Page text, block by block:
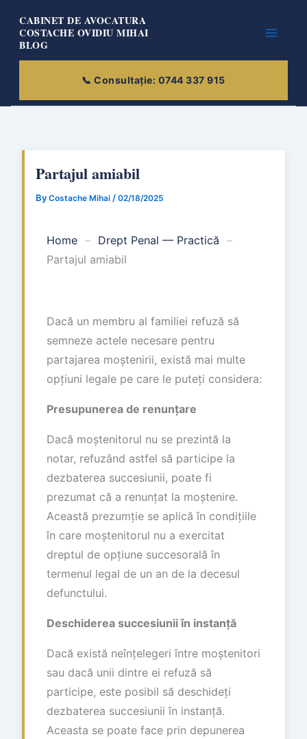
content
CABINET DE AVOCATURA
COSTACHE OVIDIU MIHAI
BLOG
Partajul amiabil
By Costache Mihai / 02/18/2025
Home – Drept Penal — Practică –
Partajul amiabil
Dacă un membru al familiei refuză să
semneze actele necesare pentru
partajarea moștenirii, există mai multe
opțiuni legale pe care le puteți considera:
Presupunerea de renunțare
Dacă moștenitorul nu se prezintă la
notar, refuzând astfel să participe la
dezbaterea succesiunii, poate fi
prezumat că a renunțat la moștenire.
Această prezumție se aplică în condițiile
în care moștenitorul nu a exercitat
dreptul de opțiune succesorală în
termenul legal de un an de la decesul
defunctului.
Deschiderea succesiunii în instanță
Dacă există neînțelegeri între moștenitori
sau dacă unii dintre ei refuză să
participe, este posibil să deschideți
dezbaterea succesiunii în instanță.
Aceasta se poate face prin depunerea